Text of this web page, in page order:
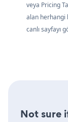
veya Pricing
alan herhangi
canlı sayfayı
Not sure